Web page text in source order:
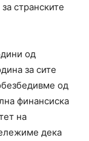
странските
од
за сите
од
финансиска
на
дека